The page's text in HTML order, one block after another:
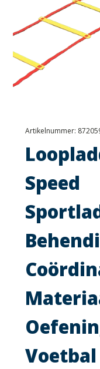
Artikelnummer:
Speed
Voetbal